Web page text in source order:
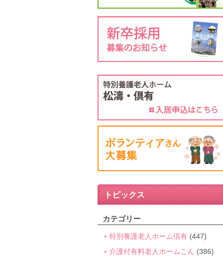
トピックス
カテゴリー
特別養護老人ホーム倶有 (447)
介護付有料老人ホームこん (386)